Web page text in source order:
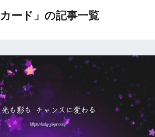
ード」の記事一覧